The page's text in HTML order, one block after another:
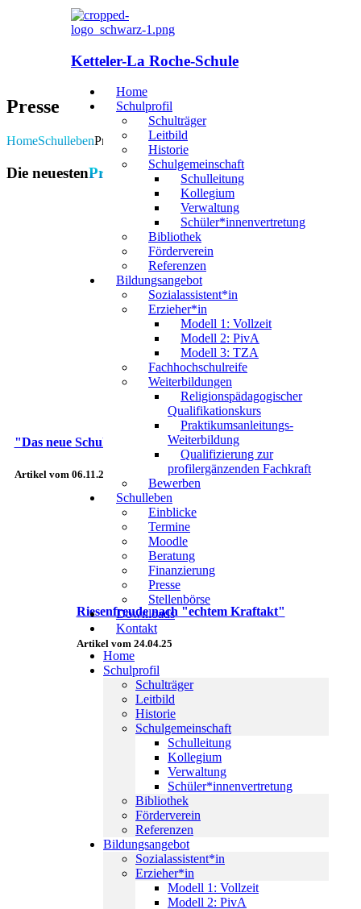
Ketteler-La Roche-Schule
Home
Schulprofil
Schulträger
Leitbild
Historie
Schulgemeinschaft
Schulleitung
Kollegium
Verwaltung
Schüler*innenvertretung
Bibliothek
Förderverein
Referenzen
Bildungsangebot
Sozialassistent*in
Erzieher*in
Modell 1: Vollzeit
Modell 2: PivA
Modell 3: TZA
Fachhochschulreife
Weiterbildungen
Religionspädagogischer
Qualifikationskurs
Praktikumsanleitungs-
Weiterbildung
Qualifizierung zur
profilergänzenden Fachkraft
Bewerben
Schulleben
Einblicke
Termine
Moodle
Beratung
Finanzierung
Presse
Stellenbörse
Downloads
Kontakt
Home
Schulprofil
Schulträger
Leitbild
Historie
Schulgemeinschaft
Schulleitung
Kollegium
Verwaltung
Schüler*innenvertretung
Bibliothek
Förderverein
Referenzen
Bildungsangebot
Sozialassistent*in
Erzieher*in
Modell 1: Vollzeit
Modell 2: PivA
Presse
HomeSchullebenPresse
Die neuestenPresseartikel
Artikel aus 2025
"Das neue Schulgebäude steht jetzt unter dem Segen Gottes"
Artikel vom 06.11.25
Riesenfreude nach "echtem Kraftakt"
Artikel vom 24.04.25
Artikel aus 2024